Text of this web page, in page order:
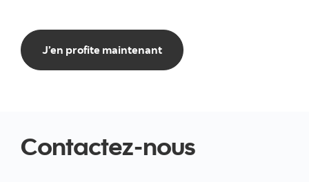
J’en profite maintenantJ’en profite maintenant
Contactez-nous